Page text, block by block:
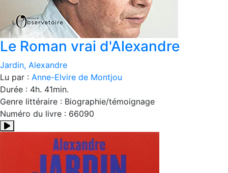
Le Roman vrai d'Alexandre
Jardin, Alexandre
Lu par : Anne-Elvire de Montjou
Durée : 4h. 41min.
Genre littéraire : Biographie/témoignage
Numéro du livre : 66090
Résumé:«Ce livre est l’histoire de mes mensonges. Sans